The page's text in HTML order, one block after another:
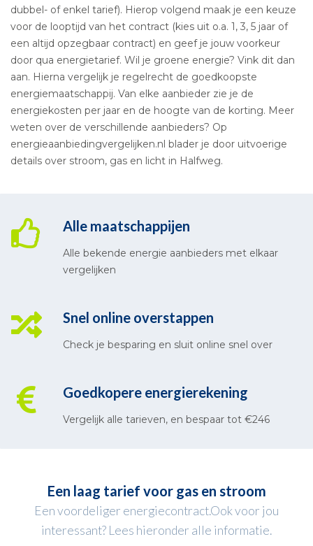
dubbel- of enkel tarief). Hierop volgend maak je een keuze
voor de looptijd van het contract (kies uit o.a. 1, 3, 5 jaar of
een altijd opzegbaar contract) en geef je jouw voorkeur
door qua energietarief. Wil je groene energie? Vink dit dan
aan. Hierna vergelijk je regelrecht de goedkoopste
energiemaatschappij. Van elke aanbieder zie je de
energiekosten per jaar en de hoogte van de korting. Meer
weten over de verschillende aanbieders? Op
energieaanbiedingvergelijken.nl blader je door uitvoerige
details over stroom, gas en licht in Halfweg.
Alle maatschappijen
Alle bekende energie aanbieders met elkaar
vergelijken
Snel online overstappen
Check je besparing en sluit online snel over
Goedkopere energierekening
Vergelijk alle tarieven, en bespaar tot €246
Een laag tarief voor gas en stroom
Een voordeliger energiecontract.Ook voor jou
interessant? Lees hieronder alle informatie.